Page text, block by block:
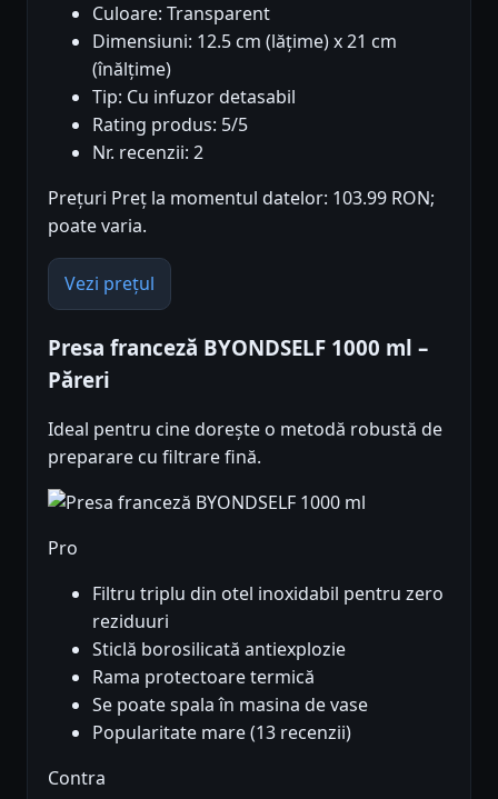
Culoare: Transparent
Dimensiuni: 12.5 cm (lățime) x 21 cm
(înălțime)
Tip: Cu infuzor detasabil
Rating produs: 5/5
Nr. recenzii: 2
Prețuri Preț la momentul datelor: 103.99 RON;
poate varia.
Vezi prețul
Presa franceză BYONDSELF 1000 ml –
Păreri
Ideal pentru cine dorește o metodă robustă de
preparare cu filtrare fină.
Pro
Filtru triplu din otel inoxidabil pentru zero
reziduuri
Sticlă borosilicată antiexplozie
Rama protectoare termică
Se poate spala în masina de vase
Popularitate mare (13 recenzii)
Contra